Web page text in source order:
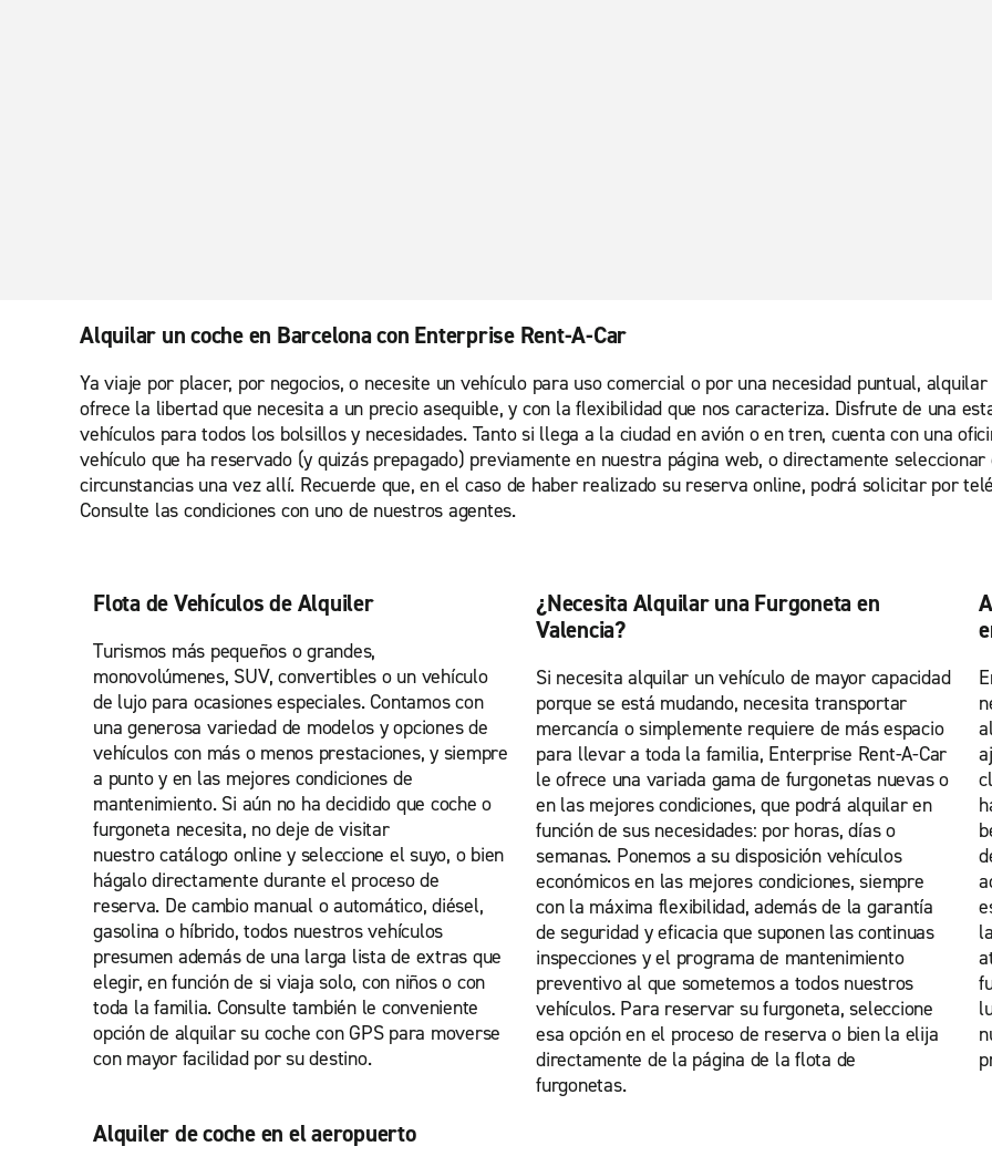
Alquilar un coche en Barcelona con Enterprise Rent-A-Car
Ya viaje por placer, por negocios, o necesite un vehículo para uso comercial o por una necesidad puntual,
ofrece la libertad que necesita a un precio asequible, y con la flexibilidad que nos caracteriza. Disfrute de una
vehículos para todos los bolsillos y necesidades. Tanto si llega a la ciudad en avión o en tren, cuenta con una
vehículo que ha reservado (y quizás prepagado) previamente en nuestra página web, o directamente
circunstancias una vez allí. Recuerde que, en el caso de haber realizado su reserva online, podrá solicitar por
Consulte las condiciones con uno de nuestros agentes.
Flota de Vehículos de Alquiler
Turismos más pequeños o grandes,
monovolúmenes, SUV, convertibles o un vehículo
de lujo para ocasiones especiales. Contamos con
una generosa variedad de modelos y opciones de
vehículos con más o menos prestaciones, y siempre
a punto y en las mejores condiciones de
mantenimiento. Si aún no ha decidido que coche o
furgoneta necesita, no deje de visitar
nuestro catálogo online y seleccione el suyo, o bien
hágalo directamente durante el proceso de
reserva. De cambio manual o automático, diésel,
gasolina o híbrido, todos nuestros vehículos
presumen además de una larga lista de extras que
elegir, en función de si viaja solo, con niños o con
toda la familia. Consulte también le conveniente
opción de alquilar su coche con GPS para moverse
con mayor facilidad por su destino.
¿Necesita Alquilar una Furgoneta en
Valencia?
Si necesita alquilar un vehículo de mayor capacidad
porque se está mudando, necesita transportar
mercancía o simplemente requiere de más espacio
para llevar a toda la familia, Enterprise Rent-A-Car
le ofrece una variada gama de furgonetas nuevas o
en las mejores condiciones, que podrá alquilar en
función de sus necesidades: por horas, días o
semanas. Ponemos a su disposición vehículos
económicos en las mejores condiciones, siempre
con la máxima flexibilidad, además de la garantía
de seguridad y eficacia que suponen las continuas
inspecciones y el programa de mantenimiento
preventivo al que sometemos a todos nuestros
vehículos. Para reservar su furgoneta, seleccione
esa opción en el proceso de reserva o bien la elija
directamente de la página de la flota de
furgonetas.
Alquiler de coche en el aeropuerto